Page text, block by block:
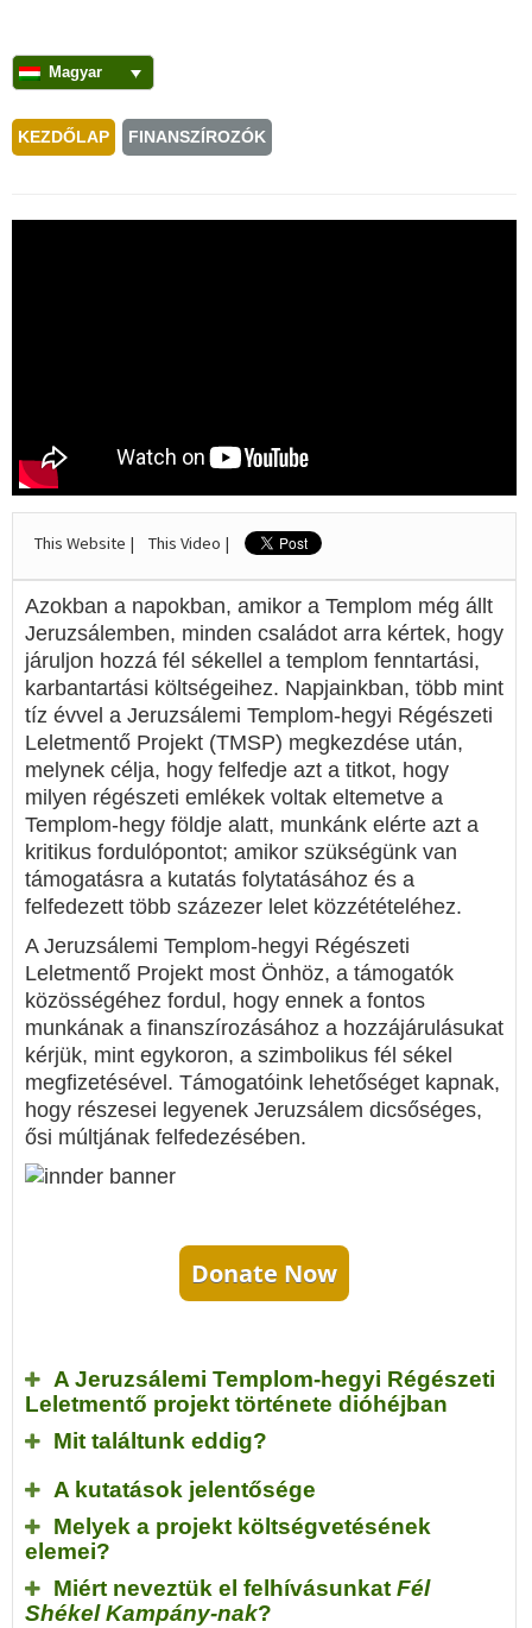
Magyar
KEZDŐLAP FINANSZÍROZÓK
This Website | This Video |
Azokban a napokban, amikor a Templom még állt
Jeruzsálemben, minden családot arra kértek, hogy
járuljon hozzá fél sékellel a templom fenntartási,
karbantartási költségeihez. Napjainkban, több mint
tíz évvel a Jeruzsálemi Templom-hegyi Régészeti
Leletmentő Projekt (TMSP) megkezdése után,
melynek célja, hogy felfedje azt a titkot, hogy
milyen régészeti emlékek voltak eltemetve a
Templom-hegy földje alatt, munkánk elérte azt a
kritikus fordulópontot; amikor szükségünk van
támogatásra a kutatás folytatásához és a
felfedezett több százezer lelet közzétételéhez.
A Jeruzsálemi Templom-hegyi Régészeti
Leletmentő Projekt most Önhöz, a támogatók
közösségéhez fordul, hogy ennek a fontos
munkának a finanszírozásához a hozzájárulásukat
kérjük, mint egykoron, a szimbolikus fél sékel
megfizetésével. Támogatóink lehetőséget kapnak,
hogy részesei legyenek Jeruzsálem dicsőséges,
ősi múltjának felfedezésében.
Donate Now
A Jeruzsálemi Templom-hegyi Régészeti
Leletmentő projekt története dióhéjban
Mit találtunk eddig?
A kutatások jelentősége
Melyek a projekt költségvetésének
elemei?
Miért neveztük el felhívásunkat Fél
Shékel Kampány-nak?